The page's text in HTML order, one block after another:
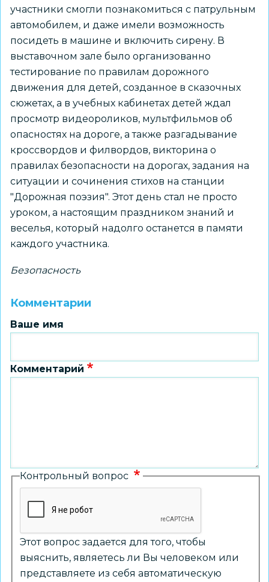
участники смогли познакомиться с патрульным
автомобилем, и даже имели возможность
посидеть в машине и включить сирену. В
выставочном зале было организованно
тестирование по правилам дорожного
движения для детей, созданное в сказочных
сюжетах, а в учебных кабинетах детей ждал
просмотр видеороликов, мультфильмов об
опасностях на дороге, а также разгадывание
кроссвордов и филвордов, викторина о
правилах безопасности на дорогах, задания на
ситуации и сочинения стихов на станции
"Дорожная поэзия". Этот день стал не просто
уроком, а настоящим праздником знаний и
веселья, который надолго останется в памяти
каждого участника.
Безопасность
Комментарии
Ваше имя
Комментарий
Контрольный вопрос
Этот вопрос задается для того, чтобы
выяснить, являетесь ли Вы человеком или
представляете из себя автоматическую